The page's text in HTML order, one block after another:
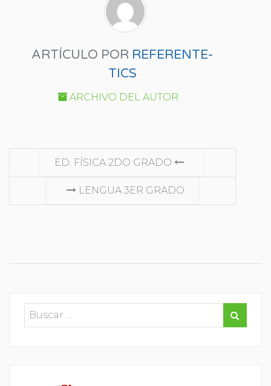
ARTÍCULO POR REFERENTE-
TICS
ARCHIVO DEL AUTOR
SEGUIR
LEYENDO
ED. FÍSICA 2DO GRADO
LENGUA 3ER GRADO